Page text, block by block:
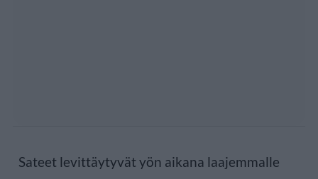
Sateet levittäytyvät yön aikana laajemmalle